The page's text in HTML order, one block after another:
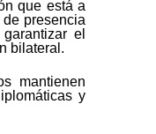
que está a
presencia
el
bilateral.
mantienen
y